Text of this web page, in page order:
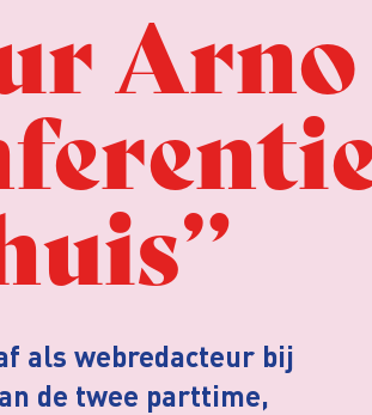
als webredacteur bij
de twee parttime,